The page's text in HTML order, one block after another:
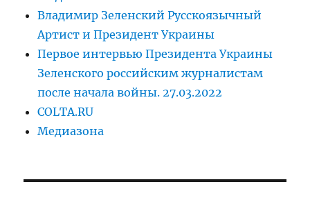
Владимир Зеленский Русскоязычный
Артист и Президент Украины
Первое интервью Президента Украины
Зеленского российским журналистам
после начала войны. 27.03.2022
COLTA.RU
Медиазона